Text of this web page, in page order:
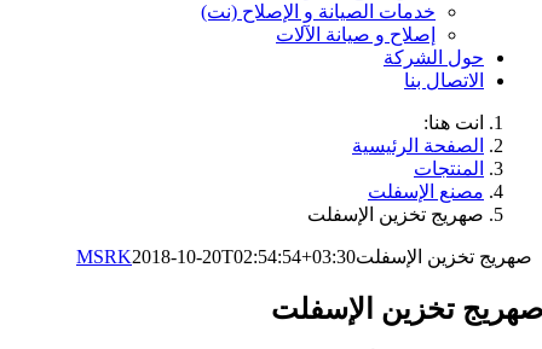
خدمات الصيانة و الإصلاح (نت)
إصلاح و صيانة الآلات
حول الشركة
الاتصال بنا
انت هنا:
الصفحة الرئيسية
المنتجات
مصنع الإسفلت
صهريج تخزين الإسفلت
صهريج تخزين الإسفلت MSRK2018-10-20T02:54:54+03:30
صهريج تخزين الإسفلت